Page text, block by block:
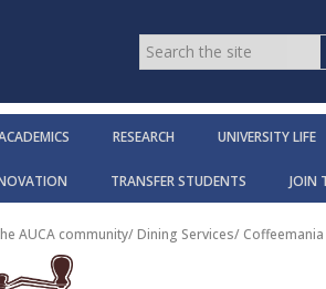
RESEARCH UNIVERSITY LIFE
TRANSFER STUDENTS JOIN
AUCA community/Dining Services/